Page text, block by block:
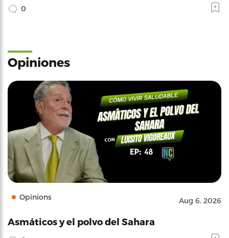
0
Opiniones
Opinions Aug 6, 2026
Asmáticos y el polvo del Sahara